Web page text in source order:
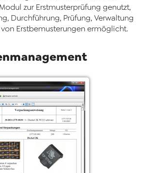
zur Erstmusterprüfung genutzt,
Durchführung, Prüfung, Verwaltung
Erstbemusterungen ermöglicht.